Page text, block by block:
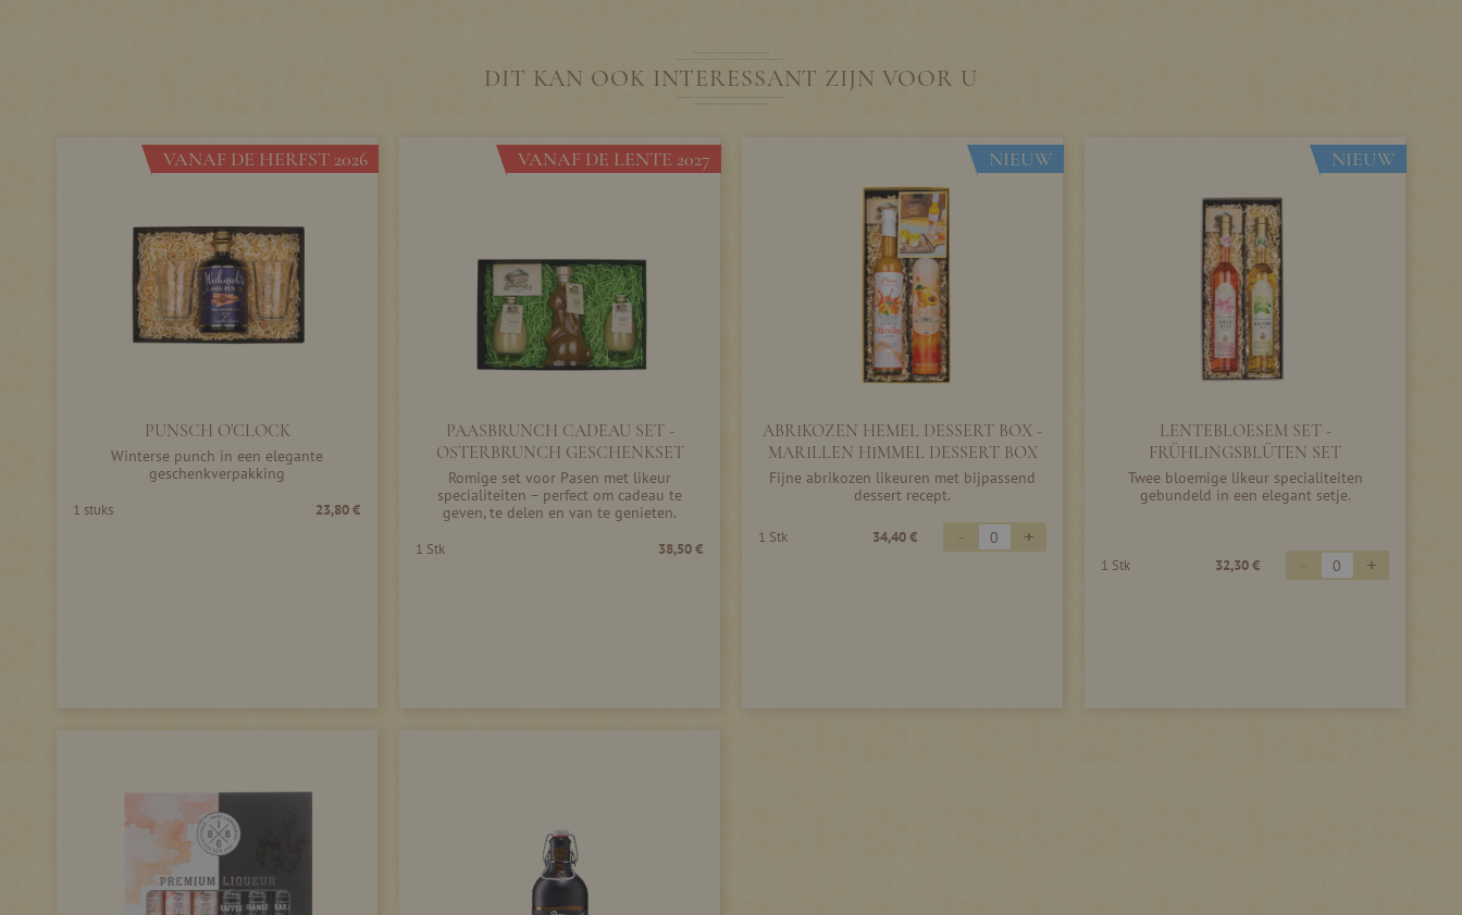
DIT KAN OOK INTERESSANT ZIJN VOOR U
VANAF DE HERFST 2026
PUNSCH O'CLOCK
Winterse punch in een elegante
geschenkverpakking
1 stuks 23,80 €
VANAF DE LENTE 2027
PAASBRUNCH CADEAU SET -
OSTERBRUNCH GESCHENKSET
Romige set voor Pasen met likeur
specialiteiten – perfect om cadeau te
geven, te delen en van te genieten.
1 Stk 38,50 €
NIEUW
ABRIKOZEN HEMEL DESSERT BOX -
MARILLEN HIMMEL DESSERT BOX
Fijne abrikozen likeuren met bijpassend
dessert recept.
1 Stk 34,40 € - +
NIEUW
LENTEBLOESEM SET -
FRÜHLINGSBLÜTEN SET
Twee bloemige likeur specialiteiten
gebundeld in een elegant setje.
1 Stk 32,30 € - +